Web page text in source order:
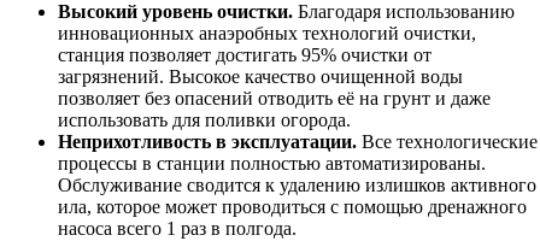
Высокий уровень очистки. Благодаря использованию
инновационных анаэробных технологий очистки,
станция позволяет достигать 95% очистки от
загрязнений. Высокое качество очищенной воды
позволяет без опасений отводить её на грунт и даже
использовать для поливки огорода.
Неприхотливость в эксплуатации. Все технологические
процессы в станции полностью автоматизированы.
Обслуживание сводится к удалению излишков активного
ила, которое может проводиться с помощью дренажного
насоса всего 1 раз в полгода.